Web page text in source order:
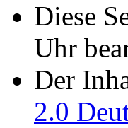
Diese
Uhr
Der
2.0